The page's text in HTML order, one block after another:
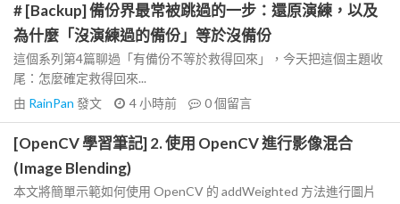
# [Backup] 備份界最常被跳過的一步：還原演練，以及
為什麼「沒演練過的備份」等於沒備份
這個系列第4篇聊過「有備份不等於救得回來」，今天把這個主題收
尾：怎麼確定救得回來...
由 RainPan 發文 4 小時前 0個留言
[OpenCV 學習筆記] 2. 使用 OpenCV 進行影像混合
(Image Blending)
本文將簡單示範如何使用 OpenCV 的 addWeighted 方法進行圖片